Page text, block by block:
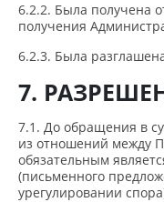
6.2.2. Была получена
получения
6.2.3. Была
7.
7.1. До обращения в
из отношений между
обязательным
(письменного
урегулировании